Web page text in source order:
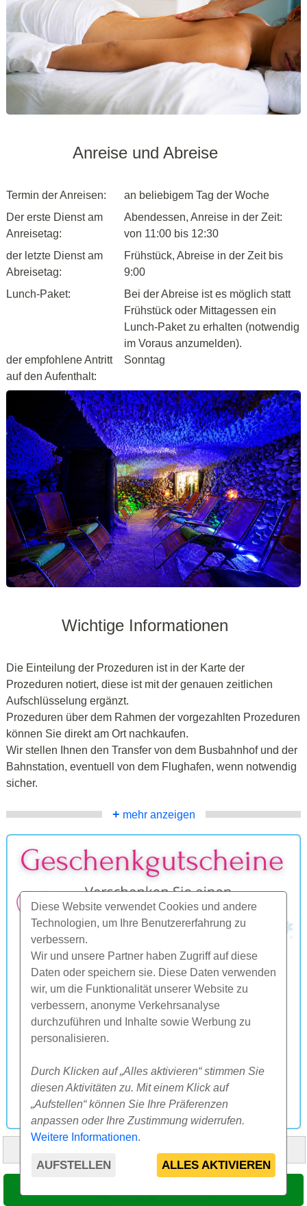
Diese Website verwendet Cookies und andere
Technologien, um Ihre Benutzererfahrung zu
verbessern.
Wir und unsere Partner haben Zugriff auf diese
Daten oder speichern sie. Diese Daten verwenden
wir, um die Funktionalität unserer Website zu
verbessern, anonyme Verkehrsanalyse
durchzuführen und Inhalte sowie Werbung zu
personalisieren.
Durch Klicken auf „Alles aktivieren“ stimmen Sie
diesen Aktivitäten zu. Mit einem Klick auf
„Aufstellen“ können Sie Ihre Präferenzen
anpassen oder Ihre Zustimmung widerrufen.
Weitere Informationen.
AUFSTELLEN ALLES AKTIVIEREN
Anreise und Abreise
Termin der Anreisen:
an beliebigem Tag der Woche
Der erste Dienst am
Anreisetag:
Abendessen, Anreise in der Zeit:
von 11:00 bis 12:30
der letzte Dienst am
Abreisetag:
Frühstück, Abreise in der Zeit bis
9:00
Lunch-Paket:
Bei der Abreise ist es möglich statt
Frühstück oder Mittagessen ein
Lunch-Paket zu erhalten (notwendig
im Voraus anzumelden).
der empfohlene Antritt
auf den Aufenthalt:
Sonntag
Wichtige Informationen
Die Einteilung der Prozeduren ist in der Karte der
Prozeduren notiert, diese ist mit der genauen zeitlichen
Aufschlüsselung ergänzt.
Prozeduren über dem Rahmen der vorgezahlten Prozeduren
können Sie direkt am Ort nachkaufen.
Wir stellen Ihnen den Transfer von dem Busbahnhof und der
Bahnstation, eventuell von dem Flughafen, wenn notwendig
sicher.
+ mehr anzeigen
© 2000-2026 CK SUNFLOWERS agency, s.r.o.
Diese Website benutzt Cookies. Mehr Informationenhier.